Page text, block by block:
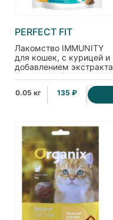
PERFECT FIT
Лакомство IMMUNITY
для кошек, с курицей и
добавлением экстракта
бархатцев Для
поддержания
иммунитета, 50г
0.05 кг 135 ₽